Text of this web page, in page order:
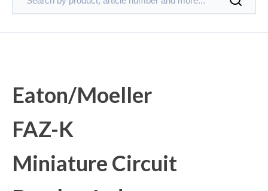
Eaton/Moeller
FAZ-K
Miniature Circuit